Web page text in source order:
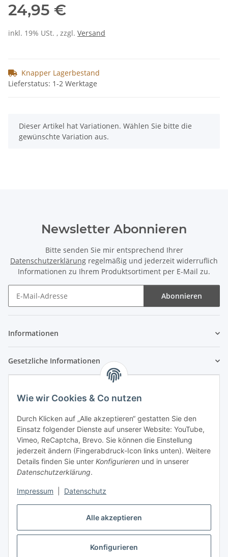
Alle akzeptieren
Konfigurieren
Wie wir Cookies & Co nutzen
Durch Klicken auf „Alle akzeptieren“ gestatten Sie den
Einsatz folgender Dienste auf unserer Website: YouTube,
Vimeo, ReCaptcha, Brevo. Sie können die Einstellung
jederzeit ändern (Fingerabdruck-Icon links unten). Weitere
Details finden Sie unter Konfigurieren und in unserer
Datenschutzerklärung.
Impressum Datenschutz
24,95 €
inkl. 19% USt. , zzgl. Versand
Knapper Lagerbestand
Lieferstatus: 1-2 Werktage
x
Dieser Artikel hat Variationen. Wählen Sie bitte die
gewünschte Variation aus.
Newsletter Abonnieren
Bitte senden Sie mir entsprechend Ihrer
Datenschutzerklärung regelmäßig und jederzeit widerruflich
Informationen zu Ihrem Produktsortiment per E-Mail zu.
Abonnieren
Informationen
Gesetzliche Informationen
Vertrag widerrufen